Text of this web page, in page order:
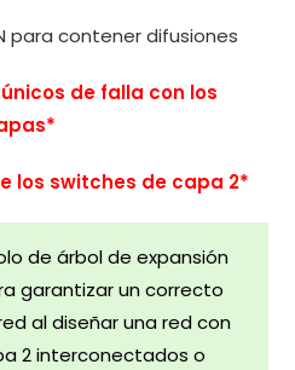
para contener difusiones
de falla con los
los switches de capa 2*
de árbol de expansión
garantizar un correcto
al diseñar una red con
2 interconectados o